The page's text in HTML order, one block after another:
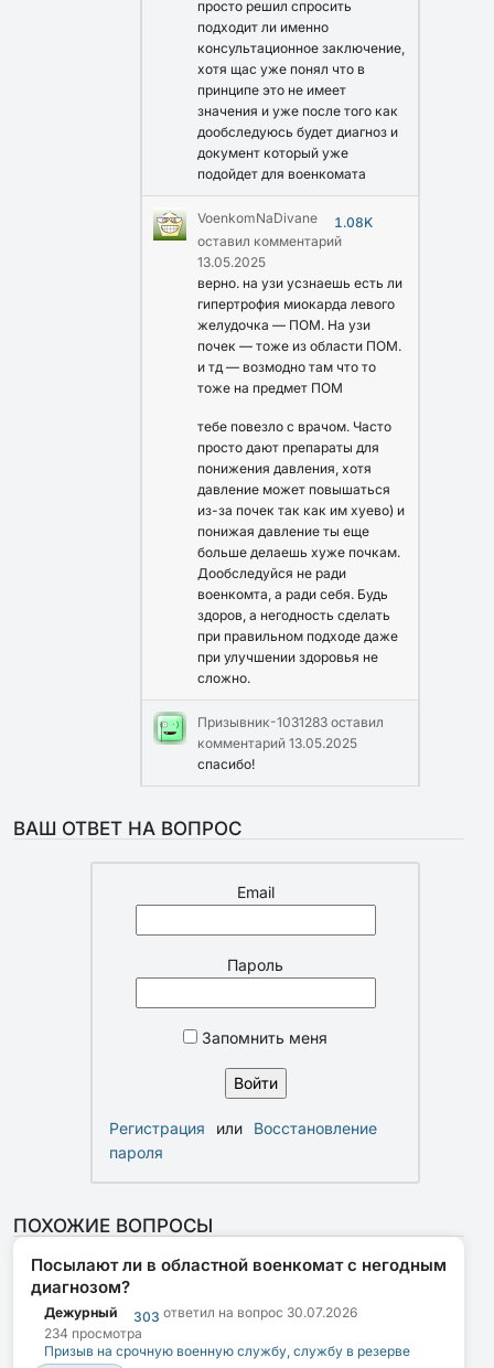
просто решил спросить
подходит ли именно
консультационное заключение,
хотя щас уже понял что в
принципе это не имеет
значения и уже после того как
дообследуюсь будет диагноз и
документ который уже
подойдет для военкомата
VoenkomNaDivane
1.08K
оставил комментарий
13.05.2025
верно. на узи усзнаешь есть ли
гипертрофия миокарда левого
желудочка — ПОМ. На узи
почек — тоже из области ПОМ.
и тд — возмодно там что то
тоже на предмет ПОМ
тебе повезло с врачом. Часто
просто дают препараты для
понижения давления, хотя
давление может повышаться
из-за почек так как им хуево) и
понижая давление ты еще
больше делаешь хуже почкам.
Дообследуйся не ради
военкомта, а ради себя. Будь
здоров, а негодность сделать
при правильном подходе даже
при улучшении здоровья не
сложно.
Призывник-1031283 оставил
комментарий 13.05.2025
спасибо!
ВАШ ОТВЕТ НА ВОПРОС
Email
Пароль
Запомнить меня
Регистрация или
Восстановление
пароля
ПОХОЖИЕ ВОПРОСЫ
Посылают ли в областной военкомат с негодным
диагнозом?
Дежурный 303 ответил на вопрос 30.07.2026
234 просмотра
Призыв на срочную военную службу, службу в резерве